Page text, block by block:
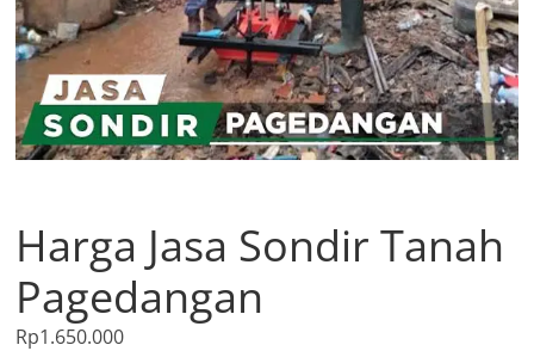
Harga Jasa Sondir Tanah
Pagedangan
Rp1.650.000